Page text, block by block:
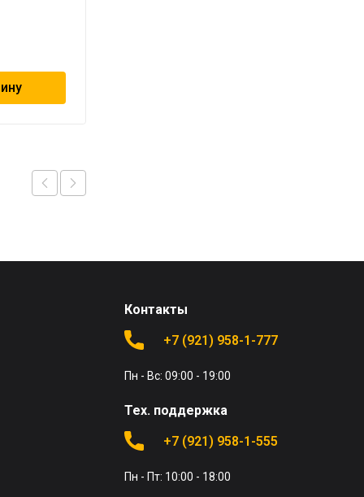
Контакты
+7 (921) 958-1-777
Пн - Вс: 09:00 - 19:00
Тех. поддержка
+7 (921) 958-1-555
Пн - Пт: 10:00 - 18:00